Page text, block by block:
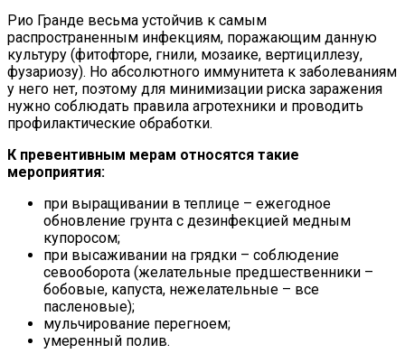
Рио Гранде весьма устойчив к самым
распространенным инфекциям, поражающим данную
культуру (фитофторе, гнили, мозаике, вертициллезу,
фузариозу). Но абсолютного иммунитета к заболеваниям
у него нет, поэтому для минимизации риска заражения
нужно соблюдать правила агротехники и проводить
профилактические обработки.
К превентивным мерам относятся такие
мероприятия:
при выращивании в теплице – ежегодное
обновление грунта с дезинфекцией медным
купоросом;
при высаживании на грядки – соблюдение
севооборота (желательные предшественники –
бобовые, капуста, нежелательные – все
пасленовые);
мульчирование перегноем;
умеренный полив.